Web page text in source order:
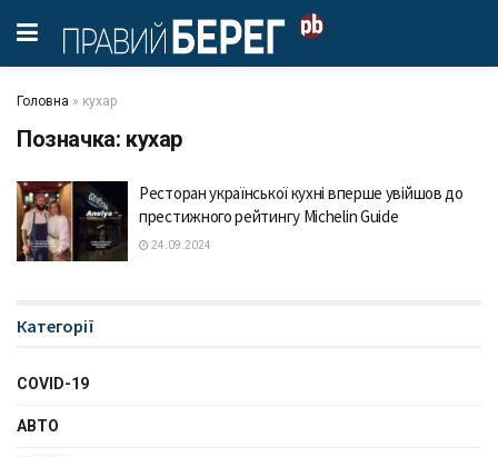
Головна » кухар
Позначка: кухар
Ресторан української кухні вперше увійшов до
престижного рейтингу Michelin Guide
24.09.2024
Категорії
COVID-19
АВТО